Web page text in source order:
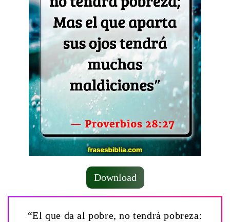
Download
“El que da al pobre, no tendrá pobreza: